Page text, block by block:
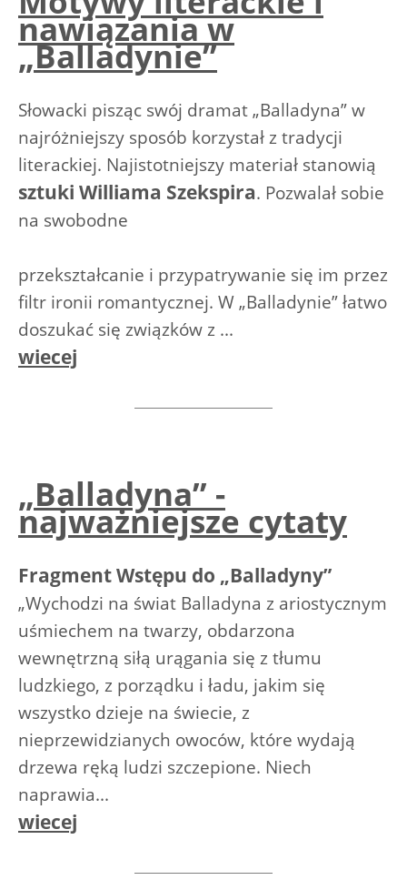
nawiązania w
„Balladynie”
Słowacki pisząc swój dramat „Balladyna” w
najróżniejszy sposób korzystał z tradycji
literackiej. Najistotniejszy materiał stanowią
sztuki Williama Szekspira. Pozwalał sobie
na swobodne
przekształcanie i przypatrywanie się im przez
filtr ironii romantycznej. W „Balladynie” łatwo
doszukać się związków z ...
wiecej
„Balladyna” -
najważniejsze cytaty
Fragment Wstępu do „Balladyny”
„Wychodzi na świat Balladyna z ariostycznym
uśmiechem na twarzy, obdarzona
wewnętrzną siłą urągania się z tłumu
ludzkiego, z porządku i ładu, jakim się
wszystko dzieje na świecie, z
nieprzewidzianych owoców, które wydają
drzewa ręką ludzi szczepione. Niech
naprawia...
wiecej